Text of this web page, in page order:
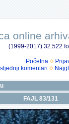
online
(1999-2017) 32.522
Početna
komentari
FAJL 83/131